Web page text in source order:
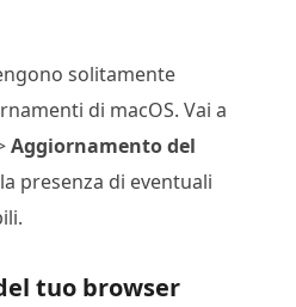
solitamente
di macOS. Vai a
Aggiornamento del
presenza di eventuali
tuo browser